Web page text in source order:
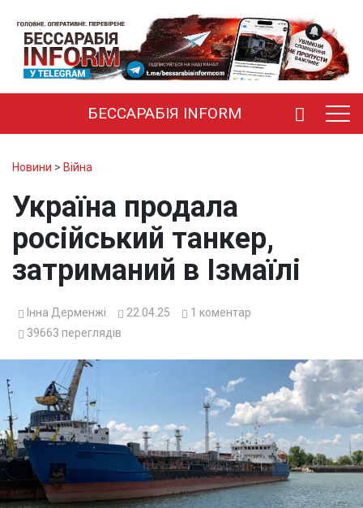
БЕССАРАБІЯ INFORM
Новини > Війна
Україна продала
російський танкер,
затриманий в Ізмаїлі
Інна Дерменжі 22.04.25 1 коментар
39663 переглядів